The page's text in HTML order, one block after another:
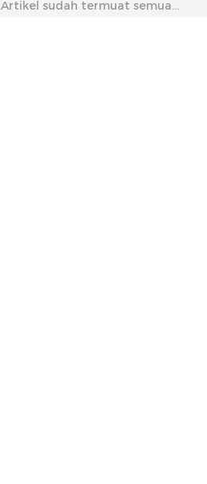
Artikel sudah termuat semua...